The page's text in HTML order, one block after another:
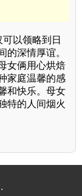
以领略到日
的深情厚谊。
女俩用心烘焙
家庭温馨的感
和快乐。母女
特的人间烟火